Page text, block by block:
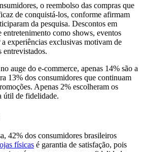
o reembolso das compras que
de conquistá-los, conforme afirmam
da pesquisa. Descontos em
entretenimento como shows, eventos
experiências exclusivas motivam de
entrevistados.
auge do e-commerce, apenas 14% são a
13% dos consumidores que continuam
Apenas 2% escolheram os
útil de fidelidade.
42% dos consumidores brasileiros
físicas é garantia de satisfação, pois